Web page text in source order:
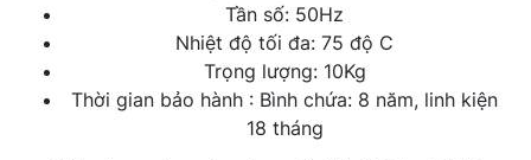
Tần số: 50Hz
Nhiệt độ tối đa: 75 độ C
Trọng lượng: 10Kg
Thời gian bảo hành : Bình chứa: 8 năm, linh kiện
18 tháng